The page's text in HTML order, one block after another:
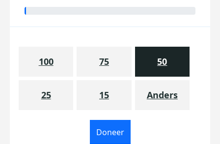
100 75 50
25 15 Anders
Doneer